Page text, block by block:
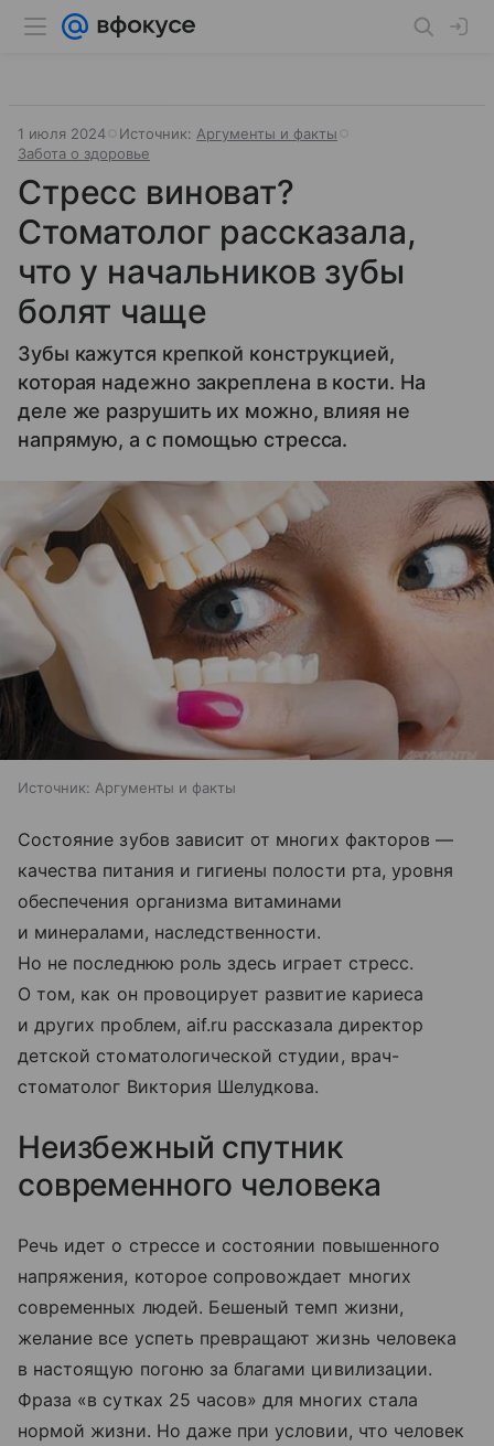
1 июля 2024 Источник: Аргументы и факты
Забота о здоровье
Стресс виноват?
Стоматолог рассказала,
что у начальников зубы
болят чаще
Зубы кажутся крепкой конструкцией,
которая надежно закреплена в кости. На
деле же разрушить их можно, влияя не
напрямую, а с помощью стресса.
Источник: Аргументы и факты
Состояние зубов зависит от многих факторов —
качества питания и гигиены полости рта, уровня
обеспечения организма витаминами
и минералами, наследственности.
Но не последнюю роль здесь играет стресс.
О том, как он провоцирует развитие кариеса
и других проблем, aif.ru рассказала директор
детской стоматологической студии, врач-
стоматолог Виктория Шелудкова.
Неизбежный спутник
современного человека
Речь идет о стрессе и состоянии повышенного
напряжения, которое сопровождает многих
современных людей. Бешеный темп жизни,
желание все успеть превращают жизнь человека
в настоящую погоню за благами цивилизации.
Фраза «в сутках 25 часов» для многих стала
нормой жизни. Но даже при условии, что человек